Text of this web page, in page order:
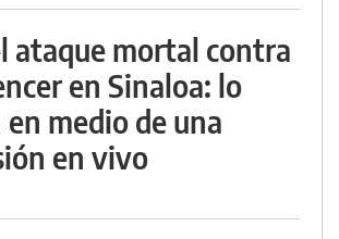
ataque mortal contra
en Sinaloa: lo
medio de una
en vivo